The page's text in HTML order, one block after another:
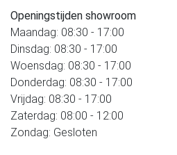
Openingstijden showroom
Maandag: 08:30 - 17:00
Dinsdag: 08:30 - 17:00
Woensdag: 08:30 - 17:00
Donderdag: 08:30 - 17:00
Vrijdag: 08:30 - 17:00
Zaterdag: 08:00 - 12:00
Zondag: Gesloten